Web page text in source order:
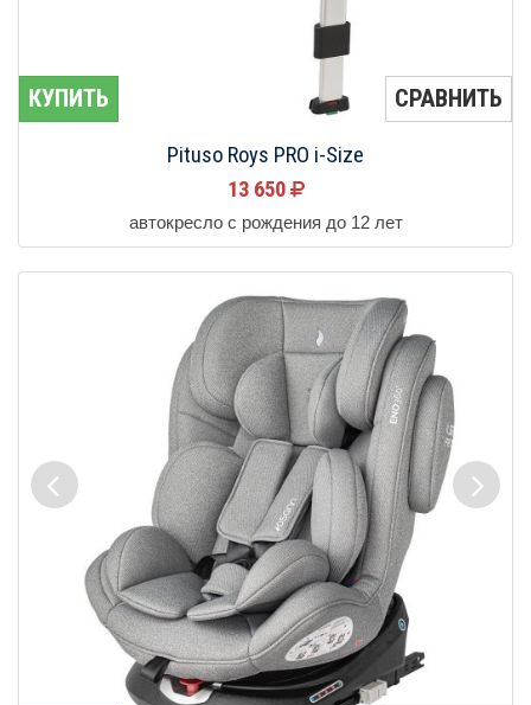
КУПИТЬ СРАВНИТЬ
Pituso Roys PRO i-Size
13 650
автокресло с рождения до 12 лет